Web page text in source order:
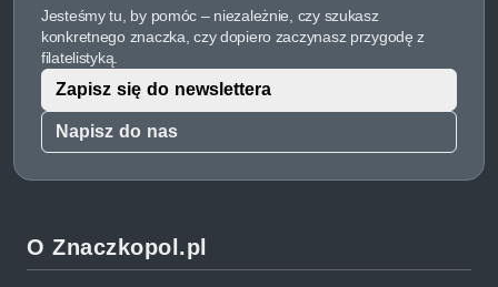
Jesteśmy tu, by pomóc – niezależnie, czy szukasz
konkretnego znaczka, czy dopiero zaczynasz przygodę z
filatelistyką.
Napisz do nas
Zapisz się do newslettera
O Znaczkopol.pl